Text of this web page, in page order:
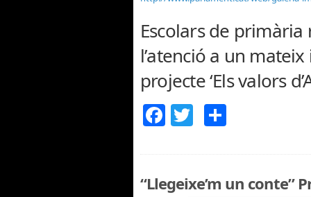
Escolars de
l’atenció a un
projecte ‘Els valors
Facebook
Twitter
“Llegeixe’m un conte”